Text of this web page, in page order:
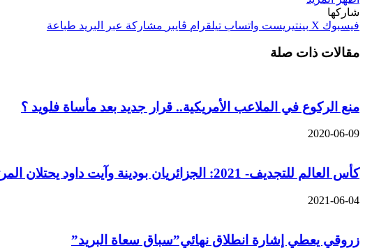
شاركها
فيسبوك ‫X بينتيريست واتساب تيلقرام ڤايبر مشاركة عبر البريد طباعة
مقالات ذات صلة
منع الركوع في الملاعب الأمريكية.. قرار جديد بعد مأساة فلويد ؟
2020-06-09
كأس العالم للتجديف- 2021: الجزائريان بودينة وآيت داود يحتلان المرتبة الرابعة في الدور التمهيدي
2021-06-04
زروقي يعطي إشارة انطلاق نهائي”سباق سعاة البريد”